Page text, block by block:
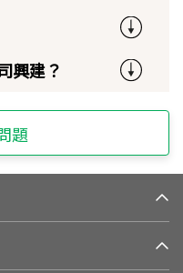
興建？
題